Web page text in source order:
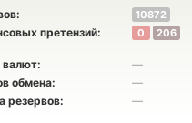
10872
претензий: 0 206
валют:
—
обмена:
—
резервов: —